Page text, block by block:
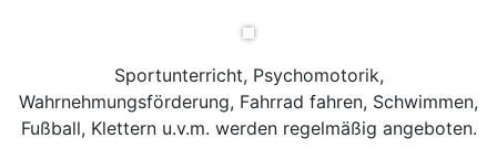
Sportunterricht, Psychomotorik,
Wahrnehmungsförderung, Fahrrad fahren, Schwimmen,
Fußball, Klettern u.v.m. werden regelmäßig angeboten.